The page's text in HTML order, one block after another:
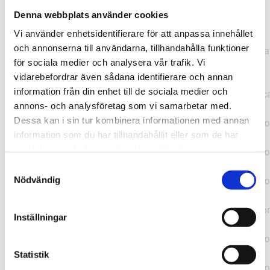
Denna webbplats använder cookies
Vi använder enhetsidentifierare för att anpassa innehållet
och annonserna till användarna, tillhandahålla funktioner
för sociala medier och analysera vår trafik. Vi
vidarebefordrar även sådana identifierare och annan
information från din enhet till de sociala medier och
annons- och analysföretag som vi samarbetar med.
Dessa kan i sin tur kombinera informationen med annan
information som du har tillhandahållit eller som de har
Nödvändig
Inställningar
Statistik
TypeError: "".concat(...).concat(...).replaceAll is not a
function at
https://webshop.pressbyran.se/_next/static/chunks/pages/
b1763451a2186f9e.js:1:11050 at Array.map
(<anonymous>) at K
(https://webshop.pressbyran.se/_next/static/chunks/pages/
b1763451a2186f9e.js:1:10836) at lk
(https://webshop.pressbyran.se/_next/static/chunks/
b241200379730ac0.js:1:129835) at i
(https://webshop.pressbyran.se/_next/static/chunks/
(https://webshop.pressbyran.se/_next/static/chunks/
https://webshop.pressbyran.se/_next/static/chunks/
b241200379730ac0.js:1:167872 at uI
(https://webshop.pressbyran.se/_next/static/chunks/
b241200379730ac0.js:1:167879) at uE
(https://webshop.pressbyran.se/_next/static/chunks/